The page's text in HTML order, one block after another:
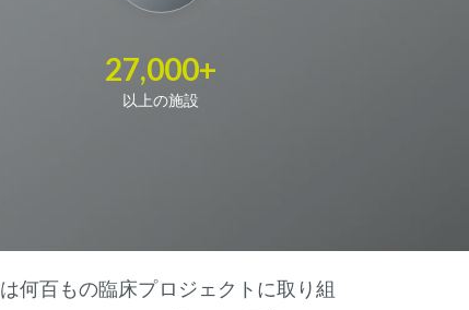
27,000+
以上の施設
何百もの臨床プロジェクトに取り組